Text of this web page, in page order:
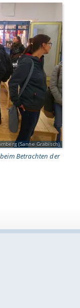
(Sanne Grabisch)
Betrachten der